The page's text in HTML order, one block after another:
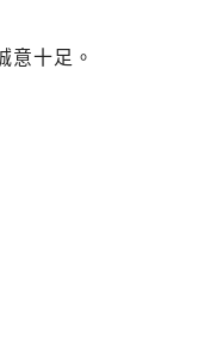
意十足。